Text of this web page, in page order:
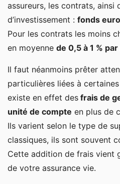
assureurs, les contrats, ainsi
d’investissement : fonds
Pour les contrats les moins
en moyenne de 0,5 à 1 % par
Il faut néanmoins prêter
particulières liées à
existe en effet des frais de
unité de compte en plus de
Ils varient selon le type de
classiques, ils sont souvent
Cette addition de frais vient
de votre assurance vie.